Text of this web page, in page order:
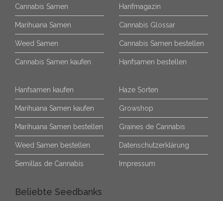
Cannabis Samen
Marihuana Samen
Weed Samen
Cannabis Samen kaufen
Hanfmagazin
Cannabis Glossar
Cannabis Samen bestellen
Hanfsamen bestellen
Hanfsamen kaufen
Marihuana Samen kaufen
Marihuana Samen bestellen
Weed Samen bestellen
Semillas de Cannabis
Haze Sorten
Growshop
Graines de Cannabis
Datenschutzerklärung
Impressum
Beliebte Seedbanks